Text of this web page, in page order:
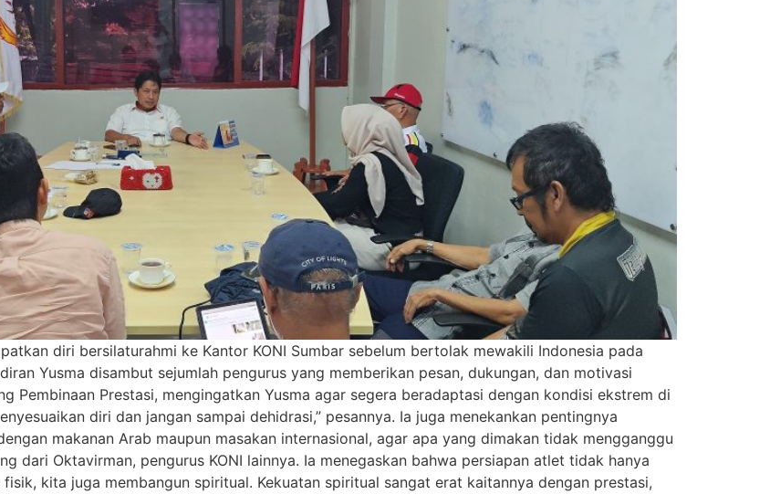
diri bersilaturahmi ke Kantor KONI Sumbar sebelum bertolak mewakili Indonesia pada
Yusma disambut sejumlah pengurus yang memberikan pesan, dukungan, dan motivasi
Pembinaan Prestasi, mengingatkan Yusma agar segera beradaptasi dengan kondisi ekstrem di
diri dan jangan sampai dehidrasi,” pesannya. Ia juga menekankan pentingnya
makanan Arab maupun masakan internasional, agar apa yang dimakan tidak mengganggu
dari Oktavirman, pengurus KONI lainnya. Ia menegaskan bahwa persiapan atlet tidak hanya
kita juga membangun spiritual. Kekuatan spiritual sangat erat kaitannya dengan prestasi,